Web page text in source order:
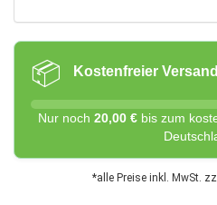
📦 Kostenfreier
Nur noch 20,00 € bis zum
*alle Preise inkl. MwSt.